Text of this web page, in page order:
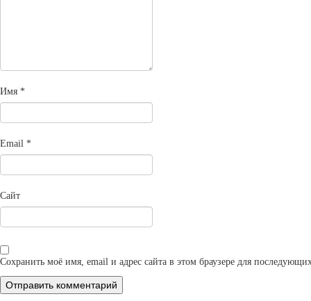
Имя *
Email *
Сайт
Сохранить моё имя, email и адрес сайта в этом браузере для